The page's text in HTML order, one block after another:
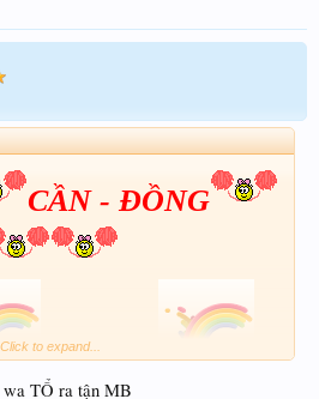
CẦN - ĐỒNG
05-45-85
Click to expand...
wa TỔ ra tận MB